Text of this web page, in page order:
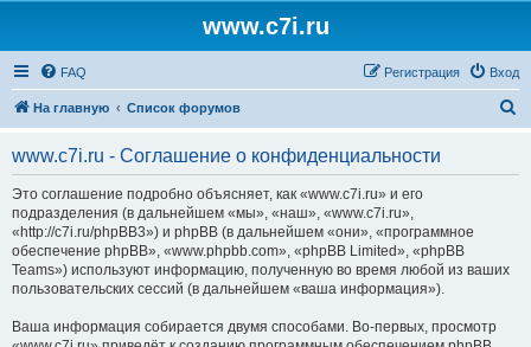
www.c7i.ru
FAQ Вход
Регистрация
На главную Список форумов
www.c7i.ru - Соглашение о конфиденциальности
Это соглашение подробно объясняет, как «www.c7i.ru» и его
подразделения (в дальнейшем «мы», «наш», «www.c7i.ru»,
«http://c7i.ru/phpBB3») и phpBB (в дальнейшем «они», «программное
обеспечение phpBB», «www.phpbb.com», «phpBB Limited», «phpBB
Teams») используют информацию, полученную во время любой из ваших
пользовательских сессий (в дальнейшем «ваша информация»).
Ваша информация собирается двумя способами. Во-первых, просмотр